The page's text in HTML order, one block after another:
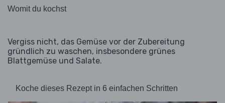
Womit du kochst
Vergiss nicht, das Gemüse vor der Zubereitung
gründlich zu waschen, insbesondere grünes
Blattgemüse und Salate.
Koche dieses Rezept in 6 einfachen Schritten